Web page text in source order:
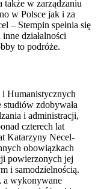
także w zarządzaniu
w Polsce jak i za
– Stempin spełnia się
działalności
to podróże.
i Humanistycznych
zdobywała
i administracji,
czterech lat
Katarzyny Necel-
obowiązkach
powierzonych jej
i samodzielnością.
a wykonywane